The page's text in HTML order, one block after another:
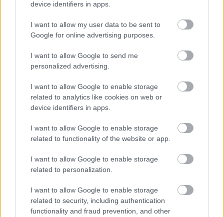
device identifiers in apps.
I want to allow my user data to be sent to
Google for online advertising purposes.
I want to allow Google to send me
personalized advertising.
I want to allow Google to enable storage
related to analytics like cookies on web or
device identifiers in apps.
I want to allow Google to enable storage
related to functionality of the website or app.
I want to allow Google to enable storage
related to personalization.
I want to allow Google to enable storage
related to security, including authentication
functionality and fraud prevention, and other
Címkék: étel gasztro gasztronómia
gasztró
tapas bejrút beirut antipasto
Ajánlott bejegyzések:
Három három Michelin-csillagos videóval!